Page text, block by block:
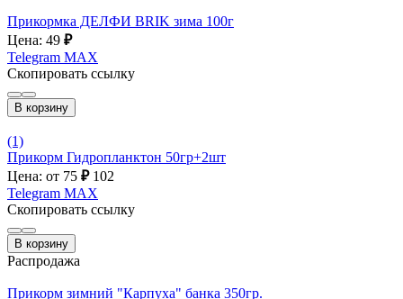
Прикормка ДЕЛФИ BRIK зима 100г
Цена: 49 ₽
Telegram MAX
Скопировать ссылку
В корзину
(1)
Прикорм Гидропланктон 50гр+2шт
Цена: от 75 ₽ 102
Telegram MAX
Скопировать ссылку
В корзину
Распродажа
Прикорм зимний "Карпуха" банка 350гр.